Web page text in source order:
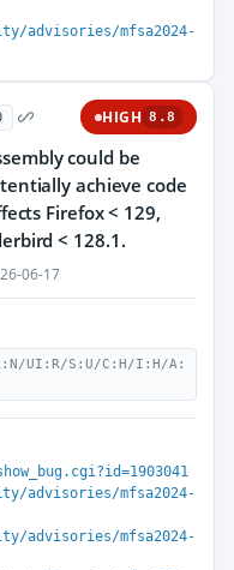
advisories/mfsa2024-
HIGH 8.8
could be
achieve code
Firefox < 129,
< 128.1.
06-17
UI:R/S:U/C:H/I:H/A:
advisories/mfsa2024-
advisories/mfsa2024-